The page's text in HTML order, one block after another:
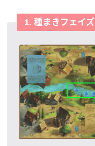
1. 種まきフェイズ